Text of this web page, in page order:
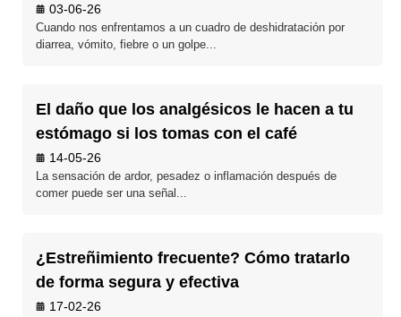
03-06-26
Cuando nos enfrentamos a un cuadro de deshidratación por
diarrea, vómito, fiebre o un golpe...
El daño que los analgésicos le hacen a tu
estómago si los tomas con el café
14-05-26
La sensación de ardor, pesadez o inflamación después de
comer puede ser una señal...
¿Estreñimiento frecuente? Cómo tratarlo
de forma segura y efectiva
17-02-26